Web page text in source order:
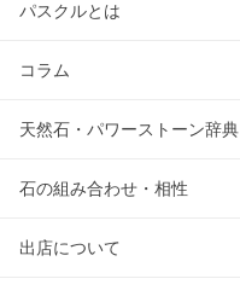
パスクルとは
コラム
天然石・パワーストーン辞典
石の組み合わせ・相性
出店について